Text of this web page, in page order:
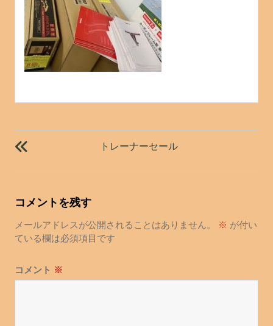
投
稿
ビ
ー
シ
ョ
トレーナーセール
コメントを残す
メールアドレスが公開されることはありません。 ※ が付い
ている欄は必須項目です
コメント ※